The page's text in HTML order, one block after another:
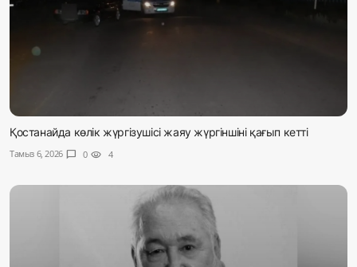
Қостанайда көлік жүргізушісі жаяу жүргіншіні қағып кетті
Тамыз 6, 2026 chat_bubble 0 visibility 4